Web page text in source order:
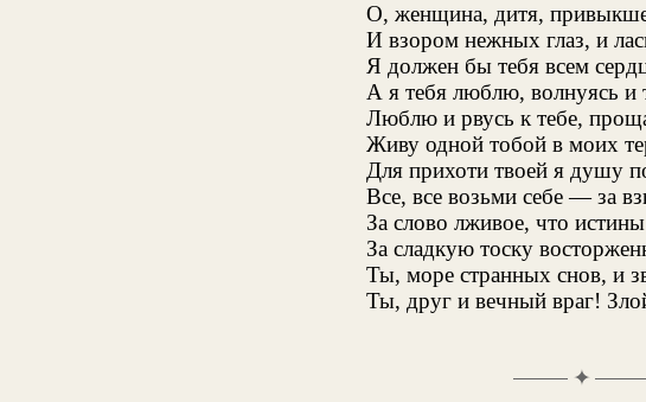
О, женщина, дитя,
И взором нежных глаз, и
Я должен бы тебя всем
А я тебя люблю, волнуясь и
Люблю и рвусь к тебе,
Живу одной тобой в моих
Для прихоти твоей я душу
Все, все возьми себе — за
За слово лживое, что
За сладкую тоску
Ты, море странных снов, и
Ты, друг и вечный враг!
✦